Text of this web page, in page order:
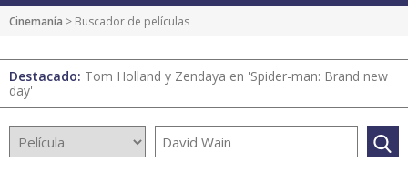
Cinemanía > Buscador de películas
Destacado: Tom Holland y Zendaya en 'Spider-man: Brand new
day'